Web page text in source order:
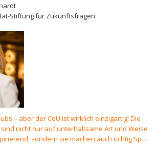
Stiftung für Zukunftsfragen
– aber der CeU ist wirklich einzigartig! Die
nicht nur auf unterhaltsame Art und Weise
sondern sie machen auch richtig Sp...